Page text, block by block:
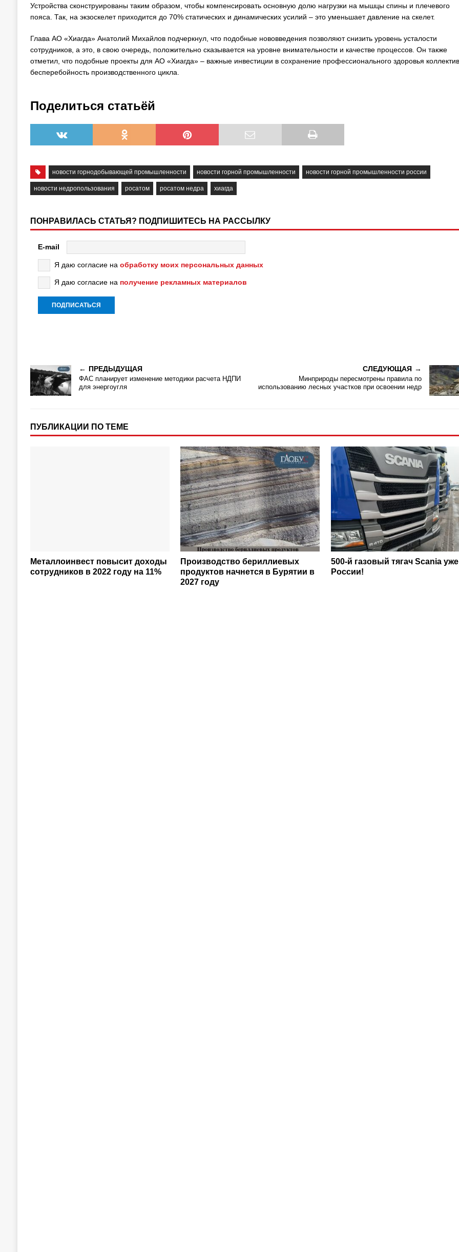
Устройства сконструированы таким образом, чтобы компенсировать основную долю нагрузки на мышцы спины и плечевого
пояса. Так, на экзоскелет приходится до 70% статических и динамических усилий – это уменьшает давление на скелет.
Глава АО «Хиагда» Анатолий Михайлов подчеркнул, что подобные нововведения позволяют снизить уровень усталости
сотрудников, а это, в свою очередь, положительно сказывается на уровне внимательности и качестве процессов. Он также
отметил, что подобные проекты для АО «Хиагда» – важные инвестиции в сохранение профессионального здоровья
бесперебойность производственного цикла.
Поделиться статьёй
новости горнодобывающей промышленности новости горной промышленности новости горной промышленности россии
новости недропользования росатом росатом недра хиагда
ПОНРАВИЛАСЬ СТАТЬЯ? ПОДПИШИТЕСЬ НА РАССЫЛКУ
E-mail
Я даю согласие на обработку моих персональных данных
Я даю согласие на получение рекламных материалов
ПРЕДЫДУЩАЯ
ФАС планирует изменение методики расчета НДПИ
для энергоугля
СЛЕДУЮЩАЯ
Минприроды пересмотрены правила по
использованию лесных участков при освоении недр
ПУБЛИКАЦИИ ПО ТЕМЕ
Металлоинвест повысит доходы
сотрудников в 2022 году на 11%
Производство бериллиевых
продуктов начнется в Бурятии в
2027 году
500-й газовый тягач Scania
России!